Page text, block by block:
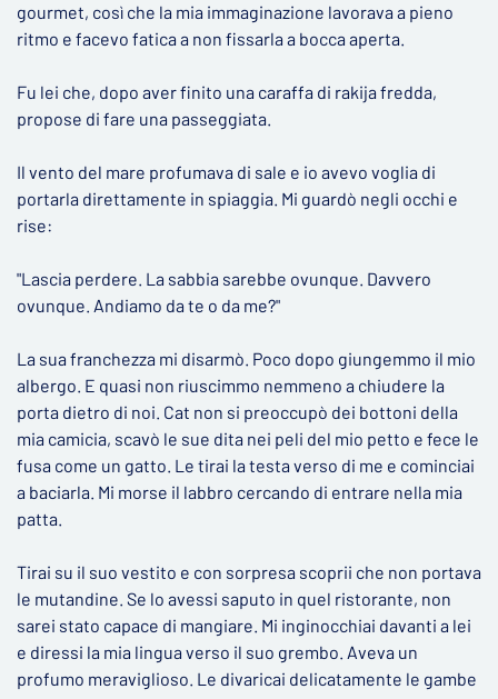
gourmet, così che la mia immaginazione lavorava a pieno
ritmo e facevo fatica a non fissarla a bocca aperta.
Fu lei che, dopo aver finito una caraffa di rakija fredda,
propose di fare una passeggiata.
Il vento del mare profumava di sale e io avevo voglia di
portarla direttamente in spiaggia. Mi guardò negli occhi e
rise:
"Lascia perdere. La sabbia sarebbe ovunque. Davvero
ovunque. Andiamo da te o da me?"
La sua franchezza mi disarmò. Poco dopo giungemmo il mio
albergo. E quasi non riuscimmo nemmeno a chiudere la
porta dietro di noi. Cat non si preoccupò dei bottoni della
mia camicia, scavò le sue dita nei peli del mio petto e fece le
fusa come un gatto. Le tirai la testa verso di me e cominciai
a baciarla. Mi morse il labbro cercando di entrare nella mia
patta.
Tirai su il suo vestito e con sorpresa scoprii che non portava
le mutandine. Se lo avessi saputo in quel ristorante, non
sarei stato capace di mangiare. Mi inginocchiai davanti a lei
e diressi la mia lingua verso il suo grembo. Aveva un
profumo meraviglioso. Le divaricai delicatamente le gambe